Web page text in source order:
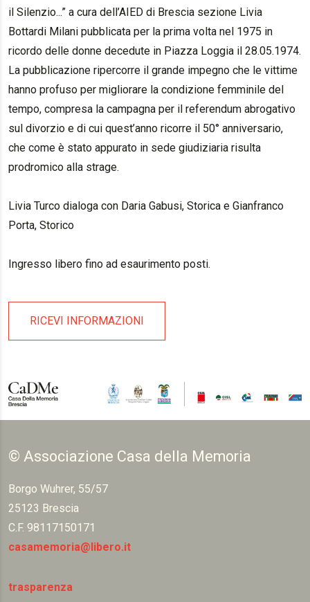
il Silenzio...” a cura dell’AIED di Brescia sezione Livia
Bottardi Milani pubblicata per la prima volta nel 1975 in
ricordo delle donne decedute in Piazza Loggia il 28.05.1974.
La pubblicazione ripercorre il grande impegno che le vittime
hanno profuso per migliorare la condizione femminile del
tempo, compresa la campagna per il referendum abrogativo
sul divorzio e di cui quest’anno ricorre il 50° anniversario,
che come è stato appurato in sede giudiziaria risulta
prodromico alla strage.
Livia Turco dialoga con Daria Gabusi, Storica e Gianfranco
Porta, Storico
Ingresso libero fino ad esaurimento posti.
RICEVI INFORMAZIONI
© Associazione Casa della Memoria
Borgo Wuhrer, 55/57
25123 Brescia
C.F. 98117150171
casamemoria@libero.it
trasparenza